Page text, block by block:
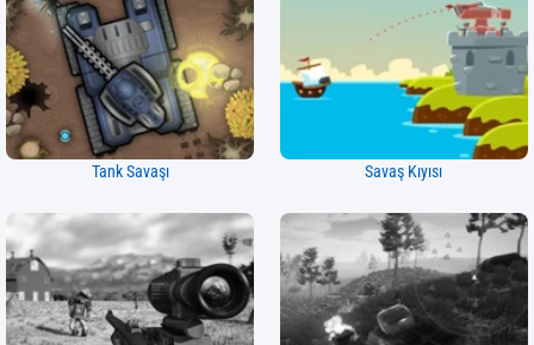
Tank Savaşı Savaş Kıyısı